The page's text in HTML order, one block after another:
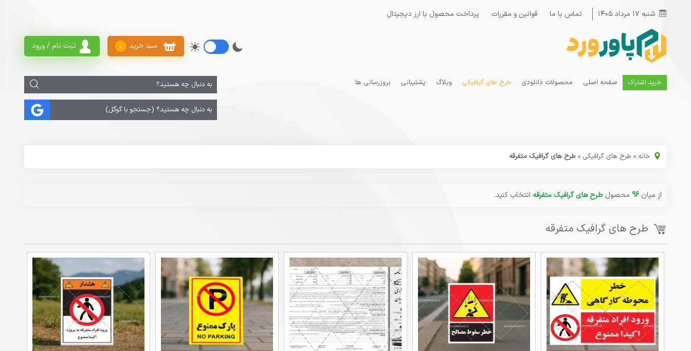
شنبه ۱۷ مرداد ۱۴۰۵ تماس با ما قوانین و مقررات پرداخت محصول با ارز دیجیتال
ثبت نام / ورود سبد خرید 0
خرید اشتراک صفحه اصلی محصولات دانلودی طرح های گرافیکی وبلاگ پشتیبانی بروزرسانی ها
خانه » طرح های گرافیکی » طرح های گرافیک متفرقه
از میان 96 محصول طرح های گرافیک متفرقه انتخاب کنید.
طرح های گرافیک متفرقه